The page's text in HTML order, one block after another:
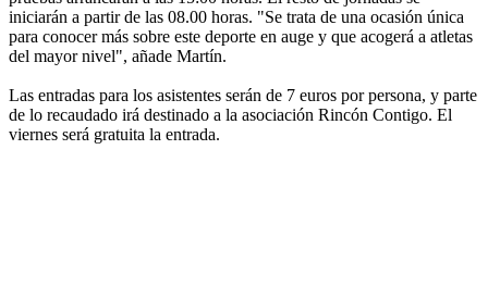
iniciarán a partir de las 08.00 horas. "Se trata de una ocasión única
para conocer más sobre este deporte en auge y que acogerá a atletas
del mayor nivel", añade Martín.
Las entradas para los asistentes serán de 7 euros por persona, y parte
de lo recaudado irá destinado a la asociación Rincón Contigo. El
viernes será gratuita la entrada.